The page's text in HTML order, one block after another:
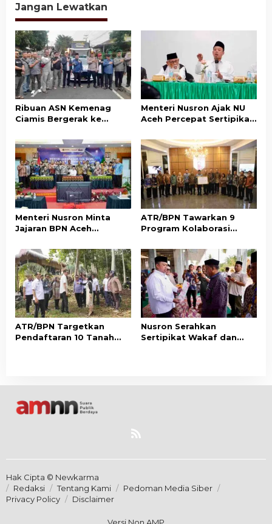
Jangan Lewatkan
Ribuan ASN Kemenag
Ciamis Bergerak ke
Kebangsaan
Menteri Nusron Ajak NU
Aceh Percepat Sertipikasi
Kepastian Hukum Aset
Umat
Menteri Nusron Minta
Jajaran BPN Aceh
Layanan Pertanahan
Berbasis Kepuasan
Masyarakat
ATR/BPN Tawarkan 9
Program Kolaborasi
untuk Perkuat Layanan
Pertanahan
ATR/BPN Targetkan
Pendaftaran 10 Tanah
Nusron Serahkan
Sertipikat Wakaf dan
Hak Cipta © Newkarma
Redaksi
Tentang Kami
Pedoman Media Siber
Privacy Policy
Disclaimer